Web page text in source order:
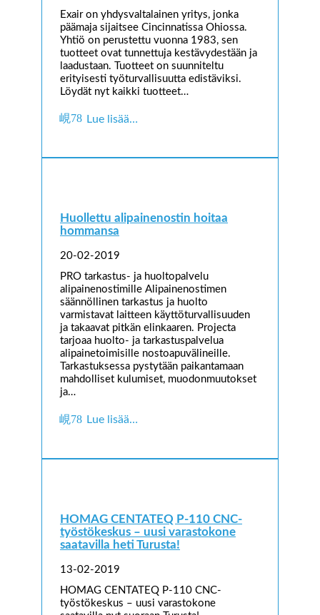
Exair on yhdysvaltalainen yritys, jonka
päämaja sijaitsee Cincinnatissa Ohiossa.
Yhtiö on perustettu vuonna 1983, sen
tuotteet ovat tunnettuja kestävydestään ja
laadustaan. Tuotteet on suunniteltu
erityisesti työturvallisuutta edistäviksi.
Löydät nyt kaikki tuotteet…
Lue lisää…
Huollettu alipainenostin hoitaa
hommansa
20-02-2019
PRO tarkastus- ja huoltopalvelu
alipainenostimille Alipainenostimen
säännöllinen tarkastus ja huolto
varmistavat laitteen käyttöturvallisuuden
ja takaavat pitkän elinkaaren. Projecta
tarjoaa huolto- ja tarkastuspalvelua
alipainetoimisille nostoapuvälineille.
Tarkastuksessa pystytään paikantamaan
mahdolliset kulumiset, muodonmuutokset
ja…
Lue lisää…
HOMAG CENTATEQ P-110 CNC-
työstökeskus – uusi varastokone
saatavilla heti Turusta!
13-02-2019
HOMAG CENTATEQ P-110 CNC-
työstökeskus – uusi varastokone